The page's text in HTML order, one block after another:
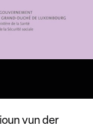
vun der